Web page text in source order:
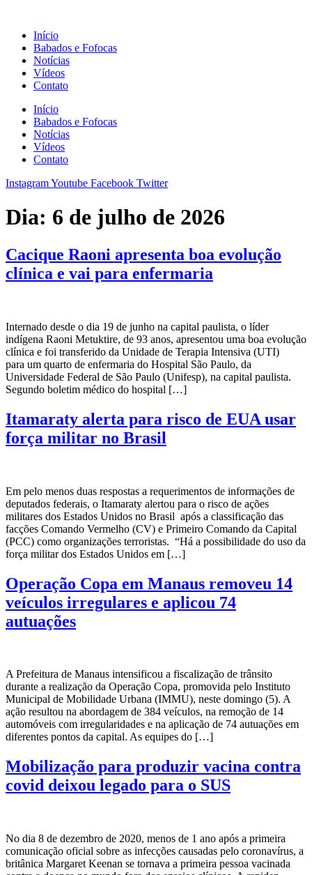
conteúdo
Início
Babados e Fofocas
Notícias
Vídeos
Contato
Início
Babados e Fofocas
Notícias
Vídeos
Contato
InstagramYoutube Facebook Twitter
Dia: 6 de julho de 2026
Cacique Raoni apresenta boa evolução
clínica e vai para enfermaria
Internado desde o dia 19 de junho na capital paulista, o líder
indígena Raoni Metuktire, de 93 anos, apresentou uma boa evolução
clínica e foi transferido da Unidade de Terapia Intensiva (UTI)
para um quarto de enfermaria do Hospital São Paulo, da
Universidade Federal de São Paulo (Unifesp), na capital paulista.
Segundo boletim médico do hospital […]
Itamaraty alerta para risco de EUA usar
força militar no Brasil
Em pelo menos duas respostas a requerimentos de informações de
deputados federais, o Itamaraty alertou para o risco de ações
militares dos Estados Unidos no Brasil após a classificação das
facções Comando Vermelho (CV) e Primeiro Comando da Capital
(PCC) como organizações terroristas. “Há a possibilidade do uso da
força militar dos Estados Unidos em […]
Operação Copa em Manaus removeu 14
veículos irregulares e aplicou 74
autuações
A Prefeitura de Manaus intensificou a fiscalização de trânsito
durante a realização da Operação Copa, promovida pelo Instituto
Municipal de Mobilidade Urbana (IMMU), neste domingo (5). A
ação resultou na abordagem de 384 veículos, na remoção de 14
automóveis com irregularidades e na aplicação de 74 autuações em
diferentes pontos da capital. As equipes do […]
Mobilização para produzir vacina contra
covid deixou legado para o SUS
No dia 8 de dezembro de 2020, menos de 1 ano após a primeira
comunicação oficial sobre as infecções causadas pelo coronavírus, a
britânica Margaret Keenan se tornava a primeira pessoa vacinada